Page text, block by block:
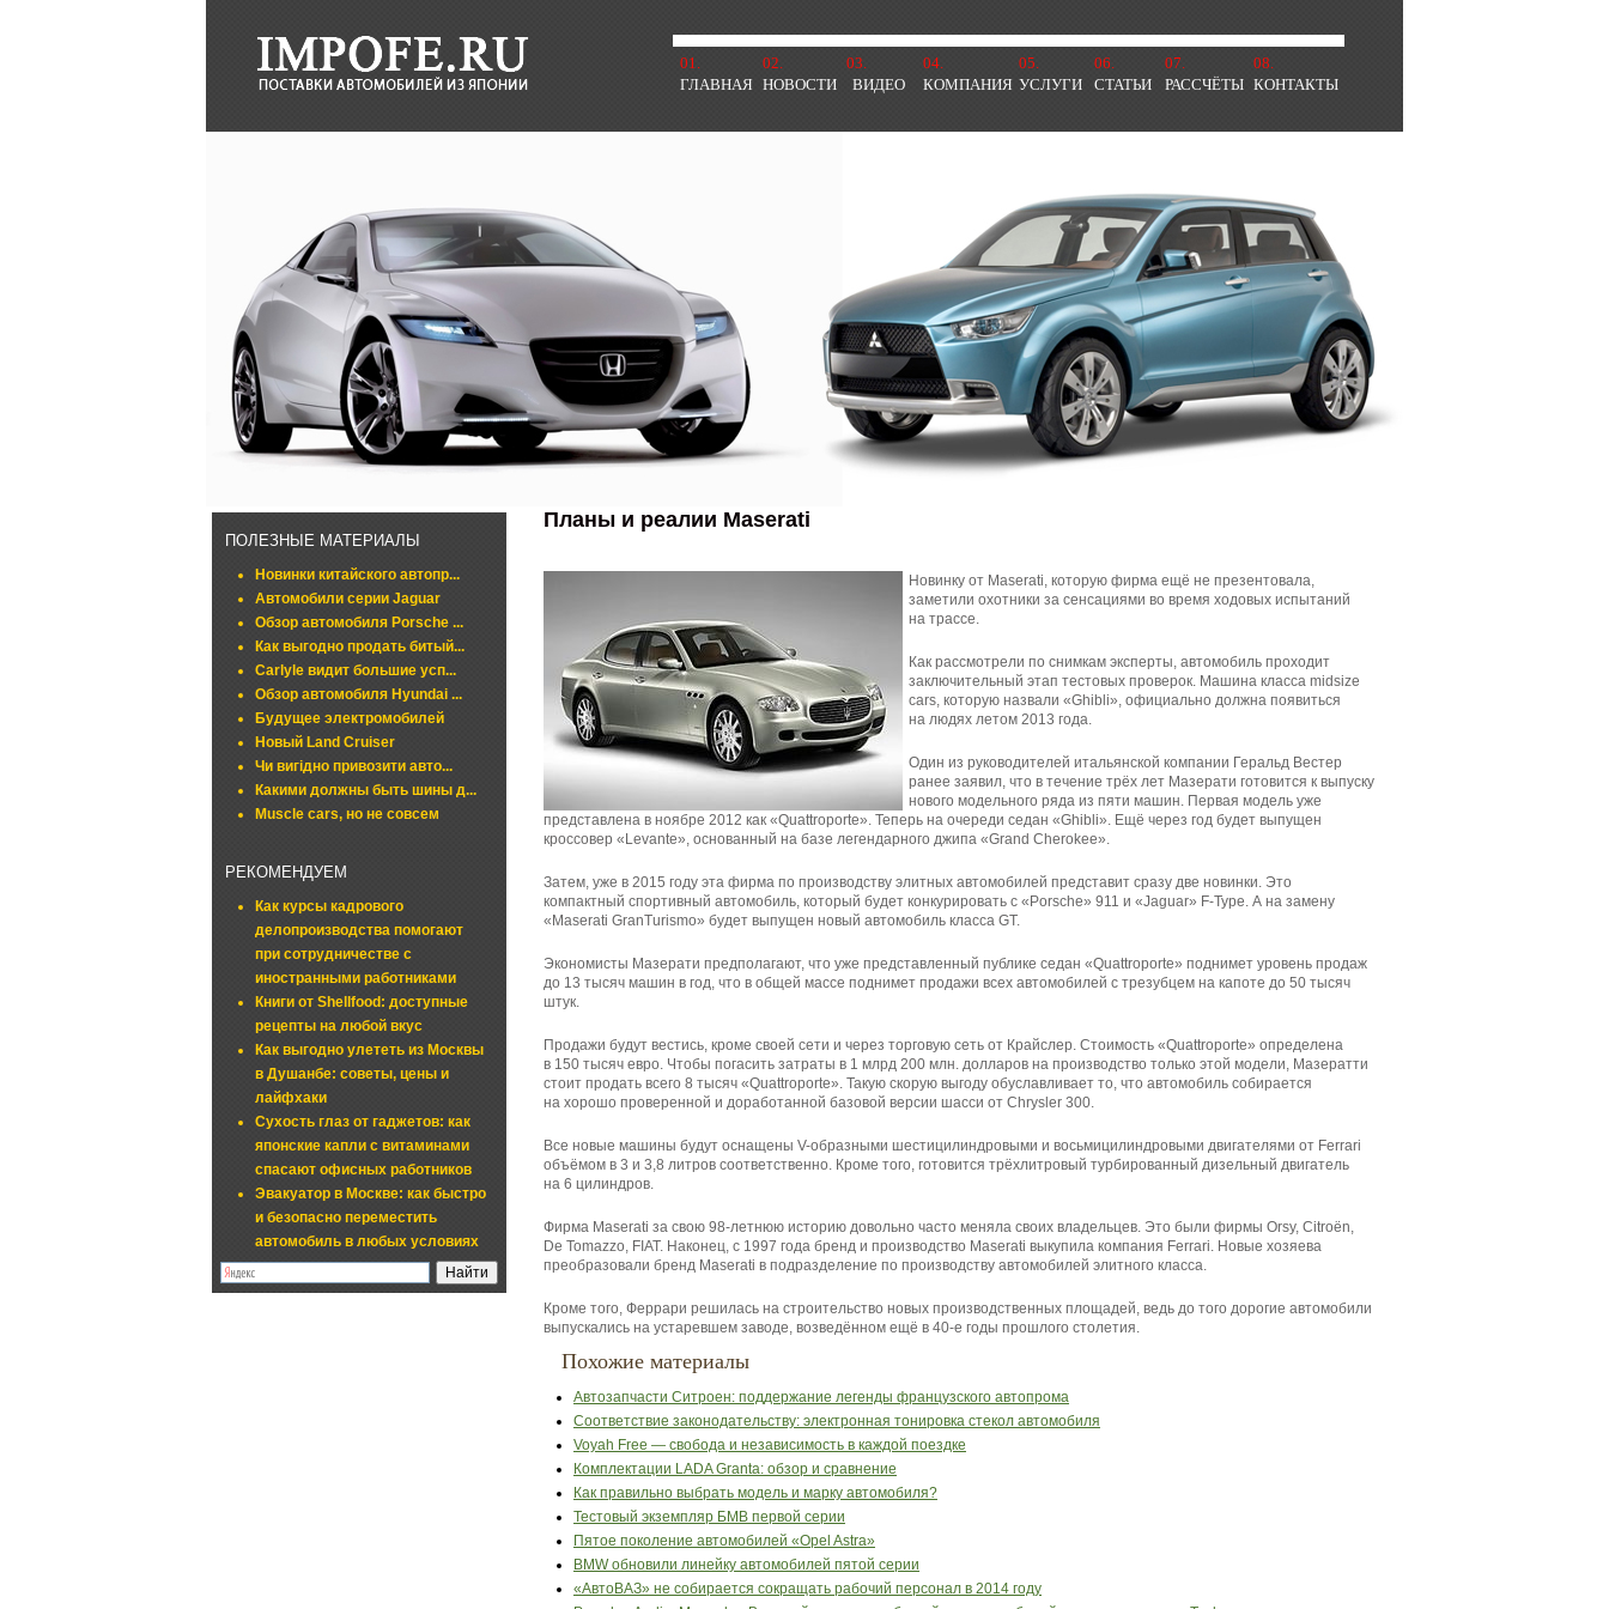
01.
ГЛАВНАЯ
02.
НОВОСТИ
03.
ВИДЕО
04.
КОМПАНИЯ
05.
УСЛУГИ
06.
СТАТЬИ
07.
РАССЧЁТЫ
08.
КОНТАКТЫ
ПОЛЕЗНЫЕ МАТЕРИАЛЫ
Новинки китайского автопр...
Автомобили серии Jaguar
Обзор автомобиля Porsche ...
Как выгодно продать битый...
Carlyle видит большие усп...
Обзор автомобиля Hyundai ...
Будущее электромобилей
Новый Land Cruiser
Чи вигідно привозити авто...
Какими должны быть шины д...
Muscle cars, но не совсем
РЕКОМЕНДУЕМ
Как курсы кадрового
делопроизводства помогают
при сотрудничестве с
иностранными работниками
Книги от Shellfood: доступные
рецепты на любой вкус
Как выгодно улететь из Москвы
в Душанбе: советы, цены и
лайфхаки
Сухость глаз от гаджетов: как
японские капли с витаминами
спасают офисных работников
Эвакуатор в Москве: как быстро
и безопасно переместить
автомобиль в любых условиях
Планы и реалии Maserati
Новинку от Maserati, которую фирма ещё не презентовала,
заметили охотники за сенсациями во время ходовых испытаний
на трассе.
Как рассмотрели по снимкам эксперты, автомобиль проходит
заключительный этап тестовых проверок. Машина класса midsize
cars, которую назвали «Ghibli», официально должна появиться
на людях летом 2013 года.
Один из руководителей итальянской компании Геральд Вестер
ранее заявил, что в течение трёх лет Мазерати готовится к выпуску
нового модельного ряда из пяти машин. Первая модель уже
представлена в ноябре 2012 как «Quattroporte». Теперь на очереди седан «Ghibli». Ещё через год будет выпущен
кроссовер «Levante», основанный на базе легендарного джипа «Grand Cherokee».
Затем, уже в 2015 году эта фирма по производству элитных автомобилей представит сразу две новинки. Это
компактный спортивный автомобиль, который будет конкурировать с «Porsche» 911 и «Jaguar» F-Type. А на замену
«Maserati GranTurismo» будет выпущен новый автомобиль класса GT.
Экономисты Мазерати предполагают, что уже представленный публике седан «Quattroporte» поднимет уровень продаж
до 13 тысяч машин в год, что в общей массе поднимет продажи всех автомобилей с трезубцем на капоте до 50 тысяч
штук.
Продажи будут вестись, кроме своей сети и через торговую сеть от Крайслер. Стоимость «Quattroporte» определена
в 150 тысяч евро. Чтобы погасить затраты в 1 млрд 200 млн. долларов на производство только этой модели, Мазератти
стоит продать всего 8 тысяч «Quattroporte». Такую скорую выгоду обуславливает то, что автомобиль собирается
на хорошо проверенной и доработанной базовой версии шасси от Chrysler 300.
Все новые машины будут оснащены V-образными шестицилиндровыми и восьмицилиндровыми двигателями от Ferrari
объёмом в 3 и 3,8 литров соответственно. Кроме того, готовится трёхлитровый турбированный дизельный двигатель
на 6 цилиндров.
Фирма Maserati за свою 98-летнюю историю довольно часто меняла своих владельцев. Это были фирмы Orsy, Citroën,
De Tomazzo, FIAT. Наконец, с 1997 года бренд и производство Maserati выкупила компания Ferrari. Новые хозяева
преобразовали бренд Maserati в подразделение по производству автомобилей элитного класса.
Кроме того, Феррари решилась на строительство новых производственных площадей, ведь до того дорогие автомобили
выпускались на устаревшем заводе, возведённом ещё в 40-е годы прошлого столетия.
Похожие материалы
Автозапчасти Ситроен: поддержание легенды французского автопрома
Соответствие законодательству: электронная тонировка стекол автомобиля
Voyah Free — свобода и независимость в каждой поездке
Комплектации LADA Granta: обзор и сравнение
Как правильно выбрать модель и марку автомобиля?
Тестовый экземпляр БМВ первой серии
Пятое поколение автомобилей «Opel Astra»
BMW обновили линейку автомобилей пятой серии
«АвтоВАЗ» не собирается сокращать рабочий персонал в 2014 году